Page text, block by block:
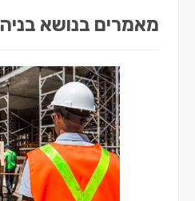
מאמרים בנושא בניה